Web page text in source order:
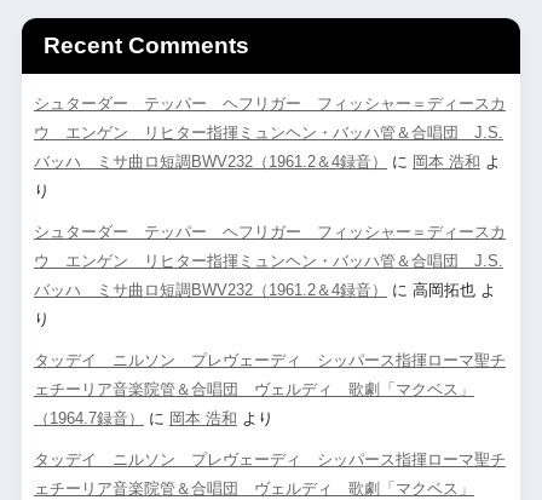
Recent Comments
シュターダー テッパー ヘフリガー フィッシャー＝ディースカ
ウ エンゲン リヒター指揮ミュンヘン・バッハ管＆合唱団 J.S.
バッハ ミサ曲ロ短調BWV232（1961.2＆4録音）
に 岡本 浩和 よ
り
シュターダー テッパー ヘフリガー フィッシャー＝ディースカ
ウ エンゲン リヒター指揮ミュンヘン・バッハ管＆合唱団 J.S.
バッハ ミサ曲ロ短調BWV232（1961.2＆4録音）
に 高岡拓也よ
り
タッデイ ニルソン プレヴェーディ シッパース指揮ローマ聖チ
ェチーリア音楽院管＆合唱団 ヴェルディ 歌劇「マクベス」
（1964.7録音）
に 岡本 浩和 より
タッデイ ニルソン プレヴェーディ シッパース指揮ローマ聖チ
ェチーリア音楽院管＆合唱団 ヴェルディ 歌劇「マクベス」